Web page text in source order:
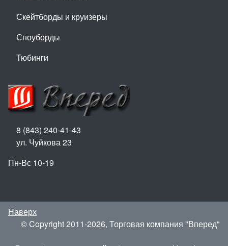
Скейтборды и круизеры
Сноуборды
Тюбинги
8 (843) 240-41-43
ул. Чуйкова 23
Пн-Вс 10-19
Наверх
© Copyright 2011-2026, Торговая компания "Вперед"